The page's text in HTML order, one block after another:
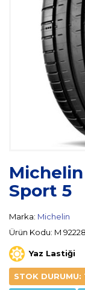
Michelin
Sport 5
Marka: Michelin
Ürün Kodu: M
Yaz Lastiği
STOK DURUMU: